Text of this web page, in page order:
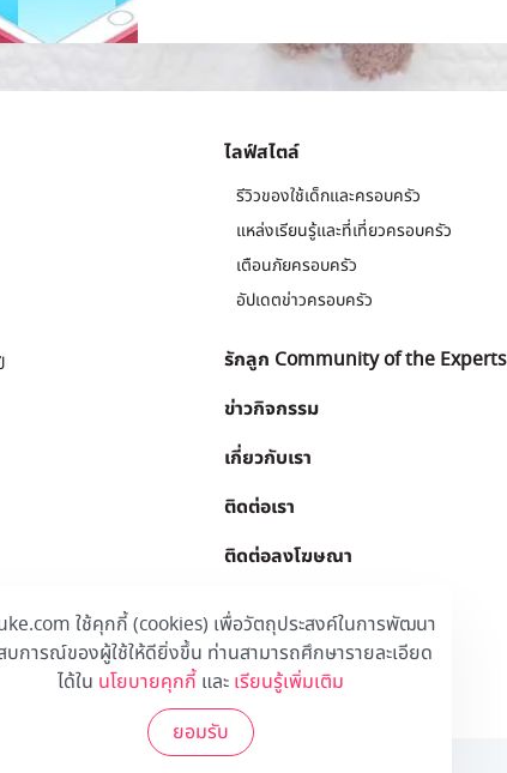
ใช้คุกกี้ (cookies) เพื่อวัตถุประสงค์ในการพัฒนา
บการณ์ของผู้ใช้ให้ดียิ่งขึ้น ท่านสามารถศึกษารายละเอียด
ได้ใน นโยบายคุกกี้และ เรียนรู้เพิ่มเติม
ยอมรับ
ไลฟ์สไตล์
รีวิวของใช้เด็กและครอบครัว
แหล่งเรียนรู้และที่เที่ยวครอบครัว
เตือนภัยครอบครัว
อัปเดตข่าวครอบครัว
รักลูก Community of the Experts
ข่าวกิจกรรม
เกี่ยวกับเรา
ติดต่อเรา
ติดต่อลงโฆษณา